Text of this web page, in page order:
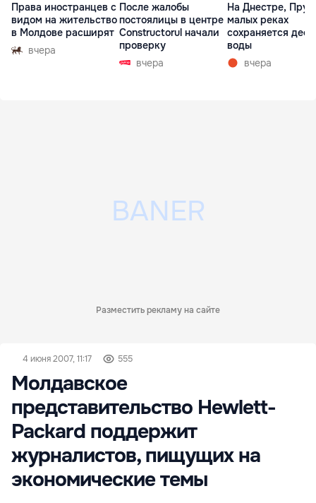
Права иностранцев с
видом на жительство
в Молдове расширят
вчера
После жалобы
постоялицы в центре
Constructorul начали
проверку
вчера
На Днестре,
малых реках
сохраняется
воды
вчера
Разместить рекламу на сайте
4 июня 2007, 11:17 555
Молдавское
представительство Hewlett-
Packard поддержит
журналистов, пищущих на
экономические темы